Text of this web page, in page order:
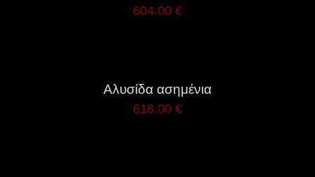
604.00 €
Αλυσίδα ασημένια
618.00 €